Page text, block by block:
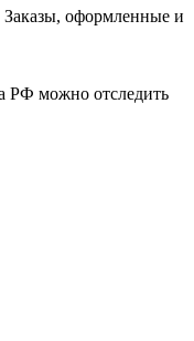
Заказы, оформленные и
РФ можно отследить